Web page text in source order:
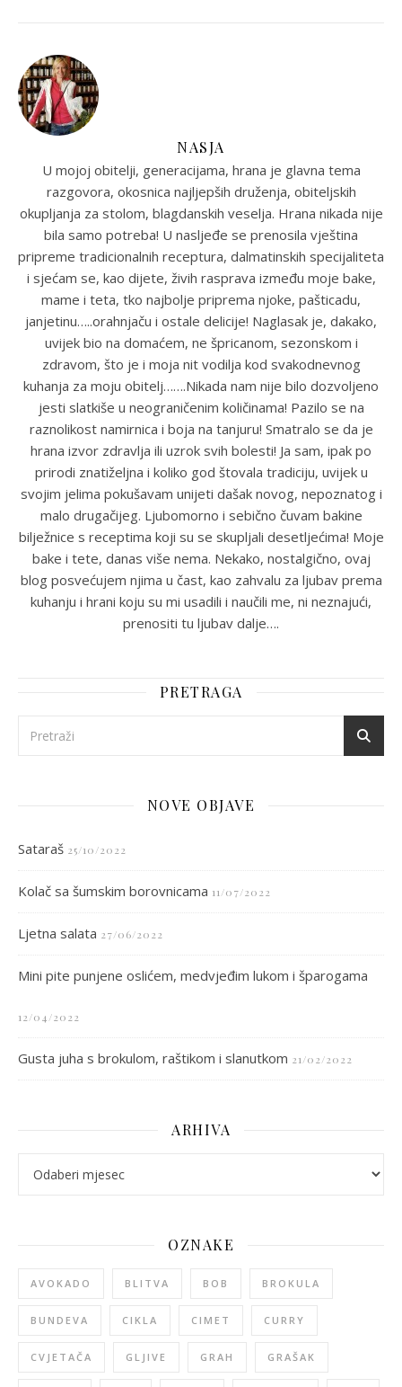
NASJA
U mojoj obitelji, generacijama, hrana je glavna tema
razgovora, okosnica najljepših druženja, obiteljskih
okupljanja za stolom, blagdanskih veselja. Hrana nikada nije
bila samo potreba! U nasljeđe se prenosila vještina
pripreme tradicionalnih receptura, dalmatinskih specijaliteta
i sjećam se, kao dijete, živih rasprava između moje bake,
mame i teta, tko najbolje priprema njoke, pašticadu,
janjetinu…..orahnjaču i ostale delicije! Naglasak je, dakako,
uvijek bio na domaćem, ne špricanom, sezonskom i
zdravom, što je i moja nit vodilja kod svakodnevnog
kuhanja za moju obitelj…….Nikada nam nije bilo dozvoljeno
jesti slatkiše u neograničenim količinama! Pazilo se na
raznolikost namirnica i boja na tanjuru! Smatralo se da je
hrana izvor zdravlja ili uzrok svih bolesti! Ja sam, ipak po
prirodi znatiželjna i koliko god štovala tradiciju, uvijek u
svojim jelima pokušavam unijeti dašak novog, nepoznatog i
malo drugačijeg. Ljubomorno i sebično čuvam bakine
bilježnice s receptima koji su se skupljali desetljećima! Moje
bake i tete, danas više nema. Nekako, nostalgično, ovaj
blog posvećujem njima u čast, kao zahvalu za ljubav prema
kuhanju i hrani koju su mi usadili i naučili me, ni neznajući,
prenositi tu ljubav dalje….
PRETRAGA
NOVE OBJAVE
Sataraš 25/10/2022
Kolač sa šumskim borovnicama 11/07/2022
Ljetna salata 27/06/2022
Mini pite punjene oslićem, medvjeđim lukom i šparogama
12/04/2022
Gusta juha s brokulom, raštikom i slanutkom 21/02/2022
ARHIVA
OZNAKE
AVOKADO BLITVA BOB BROKULA
BUNDEVA CIKLA CIMET CURRY
CVJETAČA GLJIVE GRAH GRAŠAK